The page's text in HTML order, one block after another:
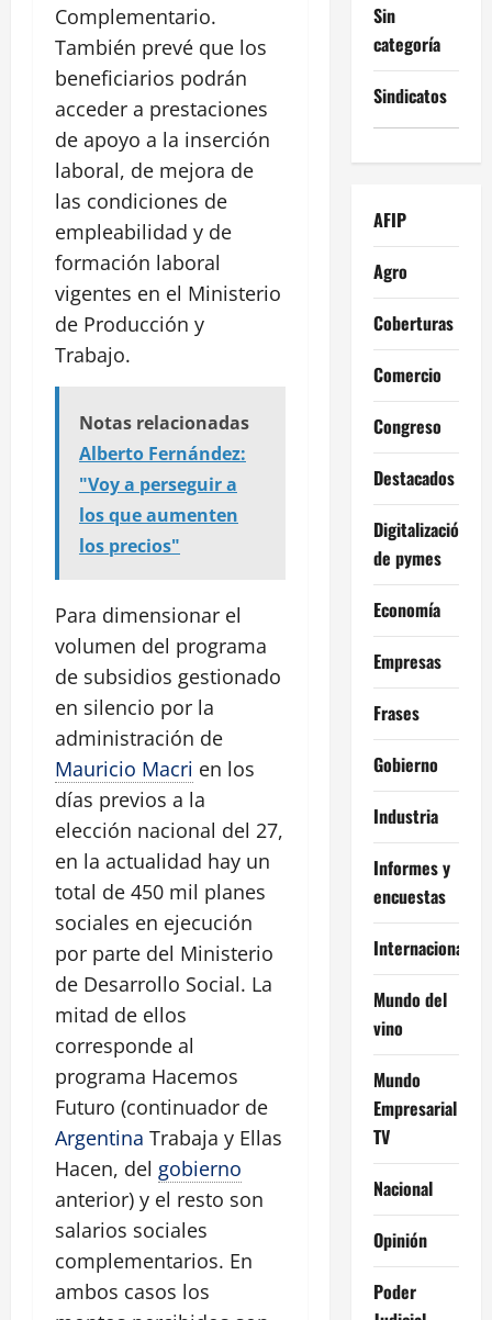
Complementario.
También prevé que los
beneficiarios podrán
acceder a prestaciones
de apoyo a la inserción
laboral, de mejora de
las condiciones de
empleabilidad y de
formación laboral
vigentes en el Ministerio
de Producción y
Trabajo.
Notas relacionadas
Alberto Fernández:
"Voy a perseguir a
los que aumenten
los precios"
Para dimensionar el
volumen del programa
de subsidios gestionado
en silencio por la
administración de
Mauricio Macri en los
días previos a la
elección nacional del 27,
en la actualidad hay un
total de 450 mil planes
sociales en ejecución
por parte del Ministerio
de Desarrollo Social. La
mitad de ellos
corresponde al
programa Hacemos
Futuro (continuador de
Argentina Trabaja y Ellas
Hacen, del gobierno
anterior) y el resto son
salarios sociales
complementarios. En
ambos casos los
Sin
categoría
Sindicatos
AFIP
Agro
Coberturas
Comercio
Congreso
Destacados
Digitalización
de pymes
Economía
Empresas
Frases
Gobierno
Industria
Informes y
encuestas
Internacional
Mundo del
vino
Mundo
Empresarial
TV
Nacional
Opinión
Poder